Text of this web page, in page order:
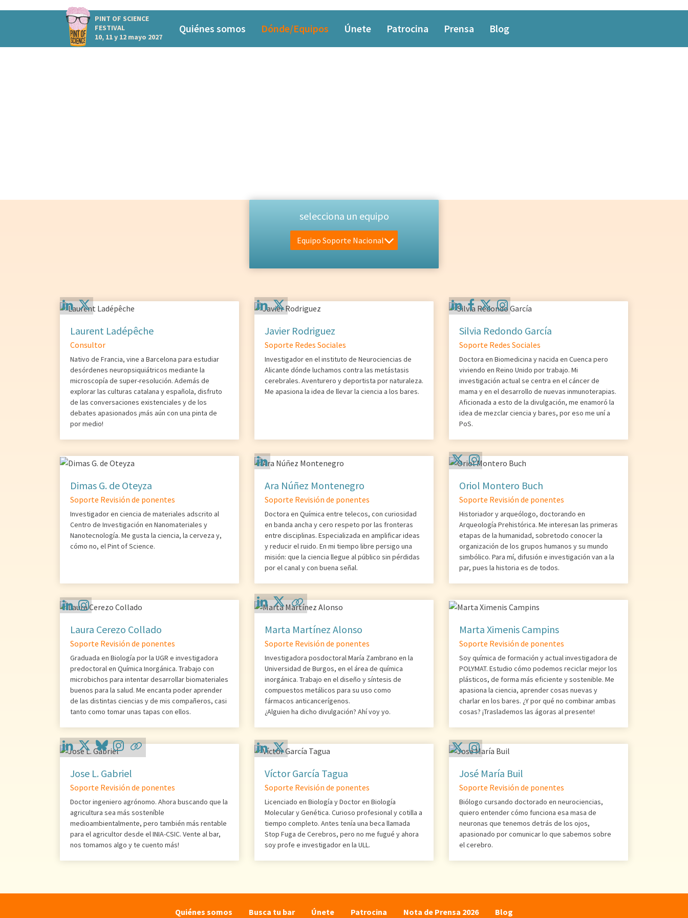
PINT OF SCIENCE
FESTIVAL
10, 11 y 12 mayo 2027
Quiénes somos Dónde/Equipos Únete Patrocina Prensa Blog
selecciona un equipo
Equipo Soporte Nacional
Laurent Ladépêche
Consultor
Nativo de Francia, vine a Barcelona para estudiar
desórdenes neuropsiquiátricos mediante la
microscopía de super-resolución. Además de
explorar las culturas catalana y española, disfruto
de las conversaciones existenciales y de los
debates apasionados ¡más aún con una pinta de
por medio!
Javier Rodriguez
Soporte Redes Sociales
Investigador en el instituto de Neurociencias de
Alicante dónde luchamos contra las metástasis
cerebrales. Aventurero y deportista por naturaleza.
Me apasiona la idea de llevar la ciencia a los bares.
Silvia Redondo García
Soporte Redes Sociales
Doctora en Biomedicina y nacida en Cuenca pero
viviendo en Reino Unido por trabajo. Mi
investigación actual se centra en el cáncer de
mama y en el desarrollo de nuevas inmunoterapias.
Aficionada a esto de la divulgación, me enamoró la
idea de mezclar ciencia y bares, por eso me uní a
PoS.
Dimas G. de Oteyza
Soporte Revisión de ponentes
Investigador en ciencia de materiales adscrito al
Centro de Investigación en Nanomateriales y
Nanotecnología. Me gusta la ciencia, la cerveza y,
cómo no, el Pint of Science.
Ara Núñez Montenegro
Soporte Revisión de ponentes
Doctora en Química entre telecos, con curiosidad
en banda ancha y cero respeto por las fronteras
entre disciplinas. Especializada en amplificar ideas
y reducir el ruido. En mi tiempo libre persigo una
misión: que la ciencia llegue al público sin pérdidas
por el canal y con buena señal.
Oriol Montero Buch
Soporte Revisión de ponentes
Historiador y arqueólogo, doctorando en
Arqueología Prehistórica. Me interesan las primeras
etapas de la humanidad, sobretodo conocer la
organización de los grupos humanos y su mundo
simbólico. Para mí, difusión e investigación van a la
par, pues la historia es de todos.
Laura Cerezo Collado
Soporte Revisión de ponentes
Graduada en Biología por la UGR e investigadora
predoctoral en Química Inorgánica. Trabajo con
microbichos para intentar desarrollar biomateriales
buenos para la salud. Me encanta poder aprender
de las distintas ciencias y de mis compañeros, casi
tanto como tomar unas tapas con ellos.
Marta Martínez Alonso
Soporte Revisión de ponentes
Investigadora posdoctoral María Zambrano en la
Universidad de Burgos, en el área de química
inorgánica. Trabajo en el diseño y síntesis de
compuestos metálicos para su uso como
fármacos anticancerígenos.
¿Alguien ha dicho divulgación? Ahí voy yo.
Marta Ximenis Campins
Soporte Revisión de ponentes
Soy química de formación y actual investigadora de
POLYMAT. Estudio cómo podemos reciclar mejor los
plásticos, de forma más eficiente y sostenible. Me
apasiona la ciencia, aprender cosas nuevas y
charlar en los bares. ¿Y por qué no combinar ambas
cosas? ¡Traslademos las ágoras al presente!
Jose L. Gabriel
Soporte Revisión de ponentes
Doctor ingeniero agrónomo. Ahora buscando que la
agricultura sea más sosteníble
medioambientalmente, pero también más rentable
para el agricultor desde el INIA-CSIC. Vente al bar,
nos tomamos algo y te cuento más!
Víctor García Tagua
Soporte Revisión de ponentes
Licenciado en Biología y Doctor en Biología
Molecular y Genética. Curioso profesional y cotilla a
tiempo completo. Antes tenía una beca llamada
Stop Fuga de Cerebros, pero no me fugué y ahora
soy profe e investigador en la ULL.
José María Buil
Soporte Revisión de ponentes
Biólogo cursando doctorado en neurociencias,
quiero entender cómo funciona esa masa de
neuronas que tenemos detrás de los ojos,
apasionado por comunicar lo que sabemos sobre
el cerebro.
Quiénes somos Busca tu bar Únete Patrocina Nota de Prensa 2026 Blog